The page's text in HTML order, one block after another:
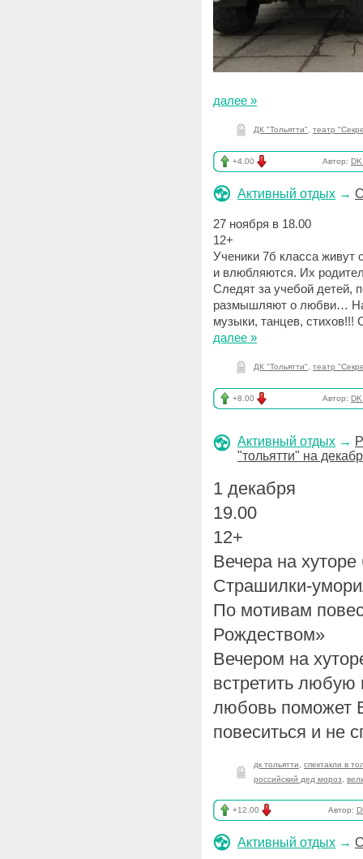
далее »
ДК "Тольятти" театр
+4.00 Автор:
Активный отдых →
27 ноября в 18.00
12+
Ученики 7б класса живут
и влюбляются. Их
Следят за учебой детей,
размышляют о любви…
музыки, танцев,
далее »
ДК "Тольятти" театр
+8.00 Автор:
Активный отдых →
"тольятти" на
1 декабря
19.00
12+
Вечера на
Страшилки-
По мотивам
Рождеством»
Вечером на
встретить
любовь поможет
повеситься и не
дк тольятти
спектакли в
российский дед мороз
+12.00 Автор:
Активный отдых →